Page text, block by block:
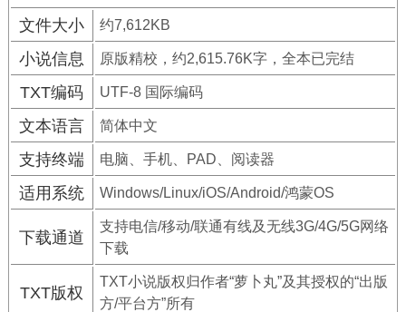
文件大小 约7,612KB
小说信息 原版精校，约2,615.76K字，全本已完结
TXT编码 UTF-8 国际编码
文本语言 简体中文
支持终端 电脑、手机、PAD、阅读器
适用系统 Windows/Linux/iOS/Android/鸿蒙OS
下载通道
支持电信/移动/联通有线及无线3G/4G/5G网络
下载
TXT版权
TXT小说版权归作者“萝卜丸”及其授权的“出版
方/平台方”所有